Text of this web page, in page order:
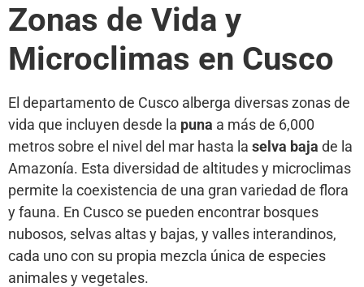
Zonas de Vida y
Microclimas en Cusco
El departamento de Cusco alberga diversas zonas de
vida que incluyen desde la puna a más de 6,000
metros sobre el nivel del mar hasta la selva baja de la
Amazonía. Esta diversidad de altitudes y microclimas
permite la coexistencia de una gran variedad de flora
y fauna. En Cusco se pueden encontrar bosques
nubosos, selvas altas y bajas, y valles interandinos,
cada uno con su propia mezcla única de especies
animales y vegetales.